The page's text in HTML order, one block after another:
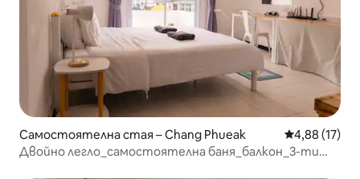
Самостоятелна стая – Chang Phueak Средна
4,88 (17)
Двойно легло_самостоятелна баня_балкон_3-ти